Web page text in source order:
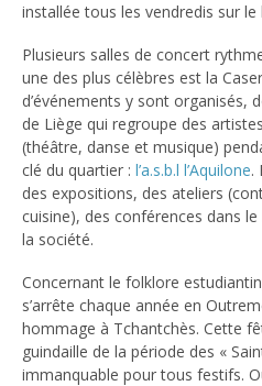
installée tous les vendredis sur
Plusieurs salles de concert
une des plus célèbres est la
d’événements y sont organisés,
de Liège qui regroupe des
(théâtre, danse et musique)
clé du quartier : l’a.s.b.l l’Aquilone.
des expositions, des ateliers
cuisine), des conférences dans
la société.
Concernant le folklore
s’arrête chaque année en
hommage à Tchantchès. Cette
guindaille de la période des «
immanquable pour tous festifs.